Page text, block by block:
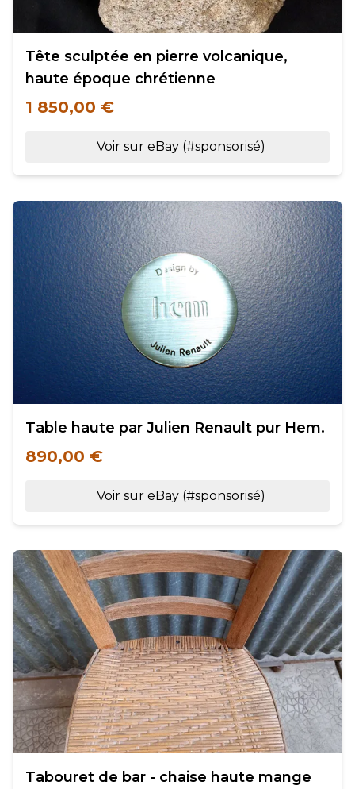
Tête sculptée en pierre volcanique,
haute époque chrétienne
1 850,00 €
Voir sur eBay (#sponsorisé)
Table haute par Julien Renault pur Hem.
890,00 €
Voir sur eBay (#sponsorisé)
Tabouret de bar - chaise haute mange